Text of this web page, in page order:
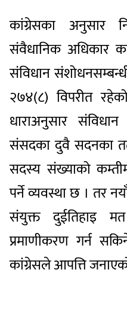
कांग्रेसका अनुसार
संवैधानिक अधिकार
संविधान
२७४(८) विपरीत
धाराअनुसार
संसदका दुवै सदनका
सदस्य संख्याको
पर्ने व्यवस्था छ । तर
संयुक्त दुईतिहाइ
प्रमाणीकरण गर्न
कांग्रेसले आपत्ति